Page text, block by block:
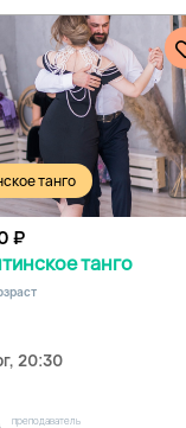
танго
₽
танго
20:30
преподаватель